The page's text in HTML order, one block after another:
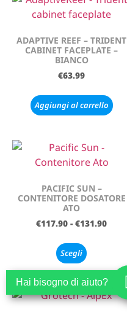
ADAPTIVE REEF – TRIDENT
CABINET FACEPLATE –
BIANCO
€63.99
Aggiungi al carrello
PACIFIC SUN –
CONTENITORE DOSATORE
ATO
€117.90 - €131.90
Scegli
Hai bisogno di aiuto?